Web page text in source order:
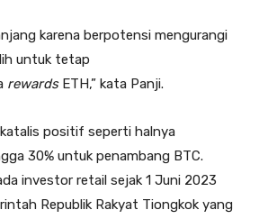
karena berpotensi mengurangi
untuk tetap
rewardsETH,” kata Panji.
positif seperti halnya
30% untuk penambang BTC.
investor retail sejak 1 Juni 2023
Republik Rakyat Tiongkok yang